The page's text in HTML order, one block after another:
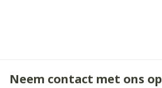
Neem contact met ons op